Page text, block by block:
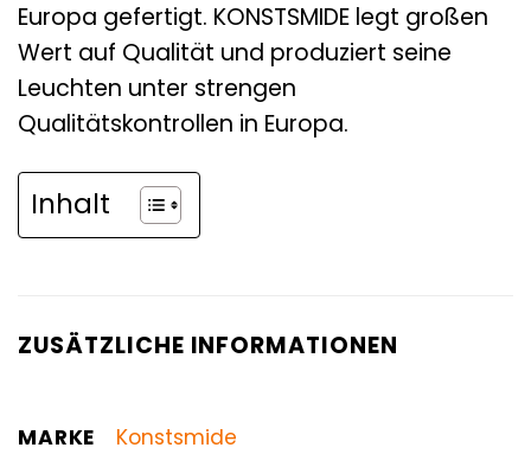
Europa gefertigt. KONSTSMIDE legt großen
Wert auf Qualität und produziert seine
Leuchten unter strengen
Qualitätskontrollen in Europa.
Inhalt
ZUSÄTZLICHE INFORMATIONEN
MARKE Konstsmide